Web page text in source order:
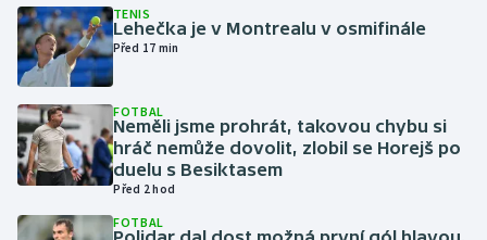
Golf
Gymnastika
Házená
Jezdectví
Judo
TENIS
Lehečka je v Montrealu v osmifinále
Před 17 min
FOTBAL
Neměli jsme prohrát, takovou chybu si
hráč nemůže dovolit, zlobil se Horejš po
duelu s Besiktasem
Před 2 hod
FOTBAL